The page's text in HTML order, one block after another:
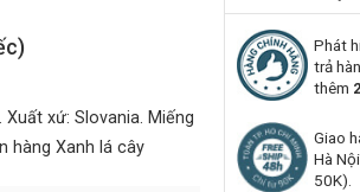
Phát
trả
thêm
Giao
Hà
50K).
xứ: Slovania. Miếng
hàng Xanh lá cây